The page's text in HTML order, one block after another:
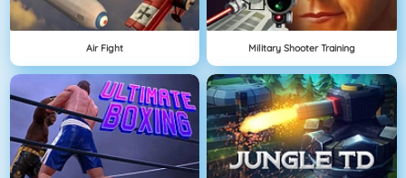
Air Fight Military Shooter Training